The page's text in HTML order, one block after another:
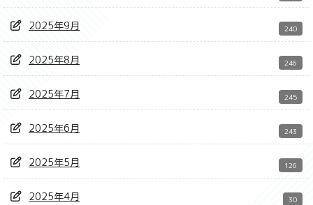
2025年9月 240
2025年8月 246
2025年7月 245
2025年6月 243
2025年5月 126
2025年4月 30